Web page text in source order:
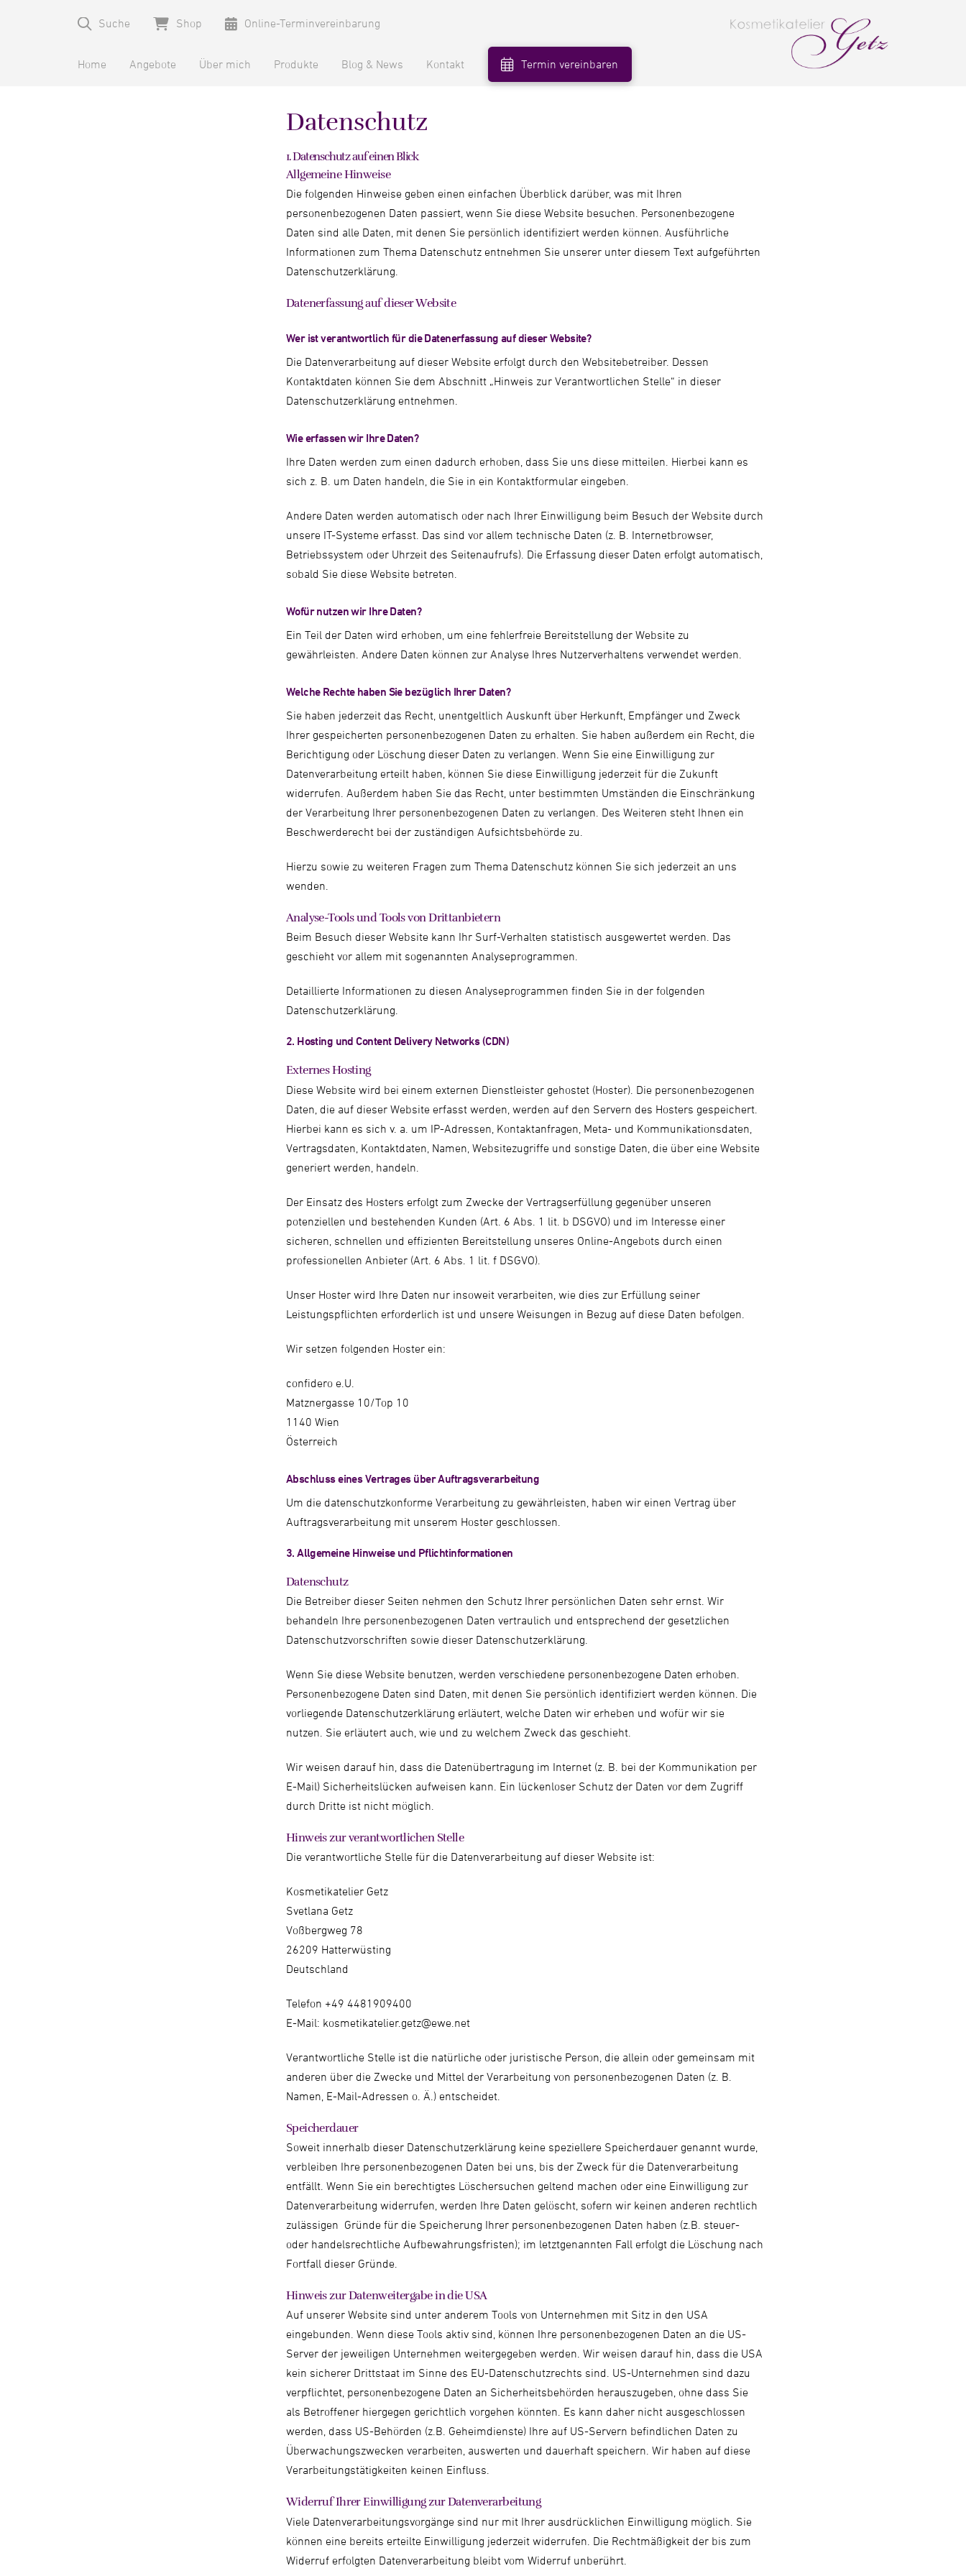
Suche Shop Online-Terminvereinbarung
Home Angebote Über mich Produkte Blog & News Kontakt Termin vereinbaren
Datenschutz
1. Datenschutz auf einen Blick
Allgemeine Hinweise
Die folgenden Hinweise geben einen einfachen Überblick darüber, was mit Ihren
personenbezogenen Daten passiert, wenn Sie diese Website besuchen. Personenbezogene
Daten sind alle Daten, mit denen Sie persönlich identifiziert werden können. Ausführliche
Informationen zum Thema Datenschutz entnehmen Sie unserer unter diesem Text aufgeführten
Datenschutzerklärung.
Datenerfassung auf dieser Website
Wer ist verantwortlich für die Datenerfassung auf dieser Website?
Die Datenverarbeitung auf dieser Website erfolgt durch den Websitebetreiber. Dessen
Kontaktdaten können Sie dem Abschnitt „Hinweis zur Verantwortlichen Stelle“ in dieser
Datenschutzerklärung entnehmen.
Wie erfassen wir Ihre Daten?
Ihre Daten werden zum einen dadurch erhoben, dass Sie uns diese mitteilen. Hierbei kann es
sich z. B. um Daten handeln, die Sie in ein Kontaktformular eingeben.
Andere Daten werden automatisch oder nach Ihrer Einwilligung beim Besuch der Website durch
unsere IT-Systeme erfasst. Das sind vor allem technische Daten (z. B. Internetbrowser,
Betriebssystem oder Uhrzeit des Seitenaufrufs). Die Erfassung dieser Daten erfolgt automatisch,
sobald Sie diese Website betreten.
Wofür nutzen wir Ihre Daten?
Ein Teil der Daten wird erhoben, um eine fehlerfreie Bereitstellung der Website zu
gewährleisten. Andere Daten können zur Analyse Ihres Nutzerverhaltens verwendet werden.
Welche Rechte haben Sie bezüglich Ihrer Daten?
Sie haben jederzeit das Recht, unentgeltlich Auskunft über Herkunft, Empfänger und Zweck
Ihrer gespeicherten personenbezogenen Daten zu erhalten. Sie haben außerdem ein Recht, die
Berichtigung oder Löschung dieser Daten zu verlangen. Wenn Sie eine Einwilligung zur
Datenverarbeitung erteilt haben, können Sie diese Einwilligung jederzeit für die Zukunft
widerrufen. Außerdem haben Sie das Recht, unter bestimmten Umständen die Einschränkung
der Verarbeitung Ihrer personenbezogenen Daten zu verlangen. Des Weiteren steht Ihnen ein
Beschwerderecht bei der zuständigen Aufsichtsbehörde zu.
Hierzu sowie zu weiteren Fragen zum Thema Datenschutz können Sie sich jederzeit an uns
wenden.
Analyse-Tools und Tools von Dritt­anbietern
Beim Besuch dieser Website kann Ihr Surf-Verhalten statistisch ausgewertet werden. Das
geschieht vor allem mit sogenannten Analyseprogrammen.
Detaillierte Informationen zu diesen Analyseprogrammen finden Sie in der folgenden
Datenschutzerklärung.
2. Hosting und Content Delivery Networks (CDN)
Externes Hosting
Diese Website wird bei einem externen Dienstleister gehostet (Hoster). Die personenbezogenen
Daten, die auf dieser Website erfasst werden, werden auf den Servern des Hosters gespeichert.
Hierbei kann es sich v. a. um IP-Adressen, Kontaktanfragen, Meta- und Kommunikationsdaten,
Vertragsdaten, Kontaktdaten, Namen, Websitezugriffe und sonstige Daten, die über eine Website
generiert werden, handeln.
Der Einsatz des Hosters erfolgt zum Zwecke der Vertragserfüllung gegenüber unseren
potenziellen und bestehenden Kunden (Art. 6 Abs. 1 lit. b DSGVO) und im Interesse einer
sicheren, schnellen und effizienten Bereitstellung unseres Online-Angebots durch einen
professionellen Anbieter (Art. 6 Abs. 1 lit. f DSGVO).
Unser Hoster wird Ihre Daten nur insoweit verarbeiten, wie dies zur Erfüllung seiner
Leistungspflichten erforderlich ist und unsere Weisungen in Bezug auf diese Daten befolgen.
Wir setzen folgenden Hoster ein:
confidero e.U.
Matznergasse 10/Top 10
1140 Wien
Österreich
Abschluss eines Vertrages über Auftragsverarbeitung
Um die datenschutzkonforme Verarbeitung zu gewährleisten, haben wir einen Vertrag über
Auftragsverarbeitung mit unserem Hoster geschlossen.
3. Allgemeine Hinweise und Pflicht­informationen
Datenschutz
Die Betreiber dieser Seiten nehmen den Schutz Ihrer persönlichen Daten sehr ernst. Wir
behandeln Ihre personenbezogenen Daten vertraulich und entsprechend der gesetzlichen
Datenschutzvorschriften sowie dieser Datenschutzerklärung.
Wenn Sie diese Website benutzen, werden verschiedene personenbezogene Daten erhoben.
Personenbezogene Daten sind Daten, mit denen Sie persönlich identifiziert werden können. Die
vorliegende Datenschutzerklärung erläutert, welche Daten wir erheben und wofür wir sie
nutzen. Sie erläutert auch, wie und zu welchem Zweck das geschieht.
Wir weisen darauf hin, dass die Datenübertragung im Internet (z. B. bei der Kommunikation per
E-Mail) Sicherheitslücken aufweisen kann. Ein lückenloser Schutz der Daten vor dem Zugriff
durch Dritte ist nicht möglich.
Hinweis zur verantwortlichen Stelle
Die verantwortliche Stelle für die Datenverarbeitung auf dieser Website ist:
Kosmetikatelier Getz
Svetlana Getz
Voßbergweg 78
26209 Hatterwüsting
Deutschland
Telefon +49 4481909400
E-Mail: kosmetikatelier.getz@ewe.net
Verantwortliche Stelle ist die natürliche oder juristische Person, die allein oder gemeinsam mit
anderen über die Zwecke und Mittel der Verarbeitung von personenbezogenen Daten (z. B.
Namen, E-Mail-Adressen o. Ä.) entscheidet.
Speicherdauer
Soweit innerhalb dieser Datenschutzerklärung keine speziellere Speicherdauer genannt wurde,
verbleiben Ihre personenbezogenen Daten bei uns, bis der Zweck für die Datenverarbeitung
entfällt. Wenn Sie ein berechtigtes Löschersuchen geltend machen oder eine Einwilligung zur
Datenverarbeitung widerrufen, werden Ihre Daten gelöscht, sofern wir keinen anderen rechtlich
zulässigen Gründe für die Speicherung Ihrer personenbezogenen Daten haben (z.B. steuer-
oder handelsrechtliche Aufbewahrungsfristen); im letztgenannten Fall erfolgt die Löschung nach
Fortfall dieser Gründe.
Hinweis zur Datenweitergabe in die USA
Auf unserer Website sind unter anderem Tools von Unternehmen mit Sitz in den USA
eingebunden. Wenn diese Tools aktiv sind, können Ihre personenbezogenen Daten an die US-
Server der jeweiligen Unternehmen weitergegeben werden. Wir weisen darauf hin, dass die USA
kein sicherer Drittstaat im Sinne des EU-Datenschutzrechts sind. US-Unternehmen sind dazu
verpflichtet, personenbezogene Daten an Sicherheitsbehörden herauszugeben, ohne dass Sie
als Betroffener hiergegen gerichtlich vorgehen könnten. Es kann daher nicht ausgeschlossen
werden, dass US-Behörden (z.B. Geheimdienste) Ihre auf US-Servern befindlichen Daten zu
Überwachungszwecken verarbeiten, auswerten und dauerhaft speichern. Wir haben auf diese
Verarbeitungstätigkeiten keinen Einfluss.
Widerruf Ihrer Einwilligung zur Datenverarbeitung
Viele Datenverarbeitungsvorgänge sind nur mit Ihrer ausdrücklichen Einwilligung möglich. Sie
können eine bereits erteilte Einwilligung jederzeit widerrufen. Die Rechtmäßigkeit der bis zum
Widerruf erfolgten Datenverarbeitung bleibt vom Widerruf unberührt.